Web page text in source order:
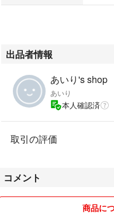
出品者情報
あいり's shop
あいり
本人確認済
取引の評価
コメント
商品に